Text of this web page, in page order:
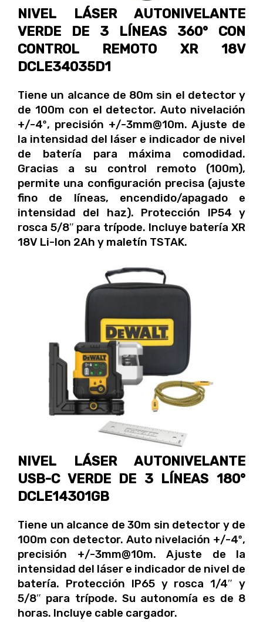
NIVEL LÁSER AUTONIVELANTE
VERDE DE 3 LÍNEAS 360° CON
CONTROL REMOTO XR 18V
DCLE34035D1
Tiene un alcance de 80m sin el detector y
de 100m con el detector. Auto nivelación
+/-4º, precisión +/-3mm@10m. Ajuste de
la intensidad del láser e indicador de nivel
de batería para máxima comodidad.
Gracias a su control remoto (100m),
permite una configuración precisa (ajuste
fino de líneas, encendido/apagado e
intensidad del haz). Protección IP54 y
rosca 5/8″ para trípode. Incluye batería XR
18V Li-Ion 2Ah y maletín TSTAK.
NIVEL LÁSER AUTONIVELANTE
USB-C VERDE DE 3 LÍNEAS 180°
DCLE14301GB
Tiene un alcance de 30m sin detector y de
100m con detector. Auto nivelación +/-4º,
precisión +/-3mm@10m. Ajuste de la
intensidad del láser e indicador de nivel de
batería. Protección IP65 y rosca 1/4″ y
5/8″ para trípode. Su autonomía es de 8
horas. Incluye cable cargador.